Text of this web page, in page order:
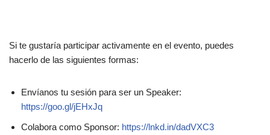
Si te gustaría participar activamente en el evento, puedes
hacerlo de las siguientes formas:
Envíanos tu sesión para ser un Speaker:
https://goo.gl/jEHxJq
Colabora como Sponsor: https://lnkd.in/dadVXC3